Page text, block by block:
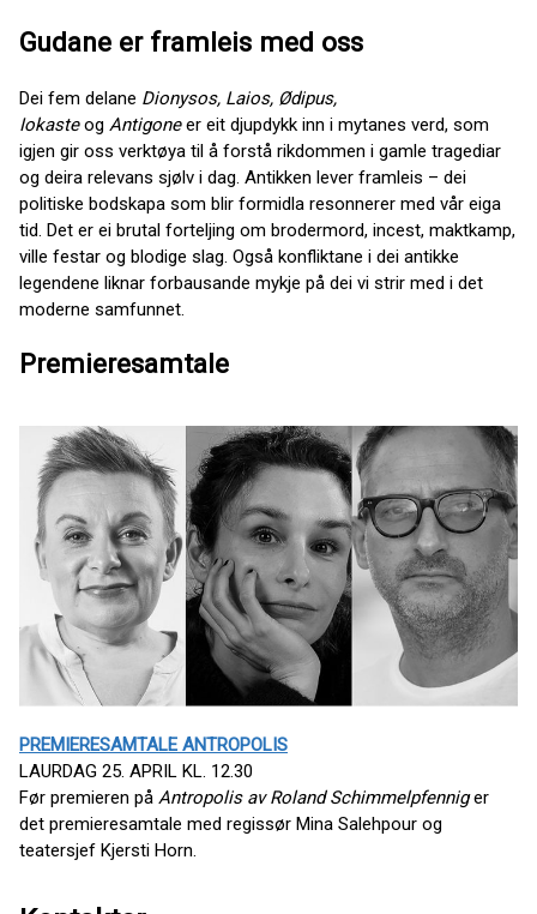
Gudane er framleis med oss
Dei fem delane Dionysos, Laios, Ødipus,
Iokasteog Antigoneer eit djupdykk inn i mytanes verd, som
igjen gir oss verktøya til å forstå rikdommen i gamle tragediar
og deira relevans sjølv i dag. Antikken lever framleis – dei
politiske bodskapa som blir formidla resonnerer med vår eiga
tid. Det er ei brutal forteljing om brodermord, incest, maktkamp,
ville festar og blodige slag. Også konfliktane i dei antikke
legendene liknar forbausande mykje på dei vi strir med i det
moderne samfunnet.
Premieresamtale
PREMIERESAMTALE ANTROPOLIS
LAURDAG 25. APRIL KL. 12.30
Før premieren på Antropolis av Roland Schimmelpfenniger
det premieresamtale med regissør Mina Salehpour og
teatersjef Kjersti Horn.